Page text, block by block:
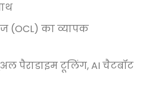
(OCL) का व्यापक
पैराडाइम टूलिंग, AI चैटबॉट